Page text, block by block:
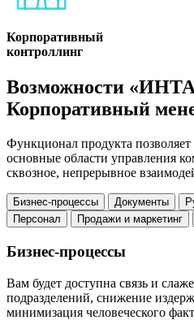
Корпоративный
контроллинг
Возможности
Корпоративный
Функционал продукта позволяет
основные области управления
сквозное, непрерывное
Бизнес-процессы Документы
Персонал
Продажи и маркетинг
Бизнес-процессы
Вам будет доступна связь и
подразделений, снижение
минимизация человеческого